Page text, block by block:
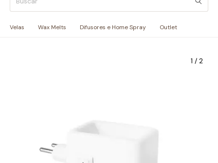
Velas Wax Melts Difusores e Home Spray Outlet
1 / 2